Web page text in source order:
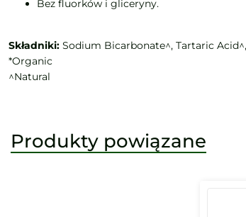
Bez fluorków i gliceryny.
Składniki: Sodium Bicarbonate^, Tartaric
*Organic
^Natural
Produkty powiązane